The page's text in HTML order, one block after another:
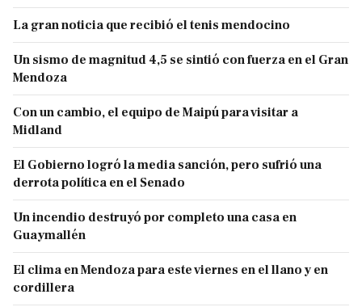
La gran noticia que recibió el tenis mendocino
Un sismo de magnitud 4,5 se sintió con fuerza en el Gran
Mendoza
Con un cambio, el equipo de Maipú para visitar a
Midland
El Gobierno logró la media sanción, pero sufrió una
derrota política en el Senado
Un incendio destruyó por completo una casa en
Guaymallén
El clima en Mendoza para este viernes en el llano y en
cordillera